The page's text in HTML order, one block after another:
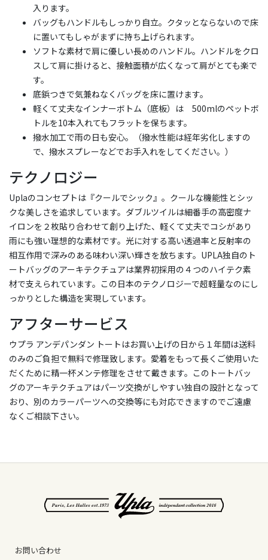
入ります。
バッグもハンドルもしっかり自立。クタッとならないので床
に置いてもしゃがまずに持ち上げられます。
ソフトな素材で肩に優しい長めのハンドル。ハンドルをクロ
スして肩に掛けると、接触面積が広くなって肩がとても楽で
す。
底鋲つきで気兼ねなくバッグを床に置けます。
軽くて丈夫なインナーボトム（底板）は 500mlのペットボ
トルを10本入れてもフラットを保ちます。
撥水加工で雨の日も安心。（撥水性能は経年劣化しますの
で、撥水スプレーなどでお手入れをしてください。）
テクノロジー
Uplaのコンセプトは『クールでシック』。クールな機能性とシッ
クな美しさを追求しています。ダブルツイルは細番手の高密度ナ
イロンを２枚貼り合わせて創り上げた、軽くて丈夫でコシがあり
雨にも強い理想的な素材です。光に対する高い透過率と反射率の
相互作用で深みのある味わい深い輝きを放ちます。UPLA独自のト
ートバッグのアーキテクチュアは業界初採用の４つのハイテク素
材で支えられています。この日本のテクノロジーで超軽量なのにし
っかりとした構造を実現しています。
アフターサービス
ウプラ アンデパンダン トートはお買い上げの日から１年間は送料
のみのご負担で無料で修理致します。愛着をもって長くご使用いた
だくために精一杯メンテ修理をさせて戴きます。このトートバッ
グのアーキテクチュアはパーツ交換がしやすい独自の設計となって
おり、別のカラーパーツへの交換等にも対応できますのでご遠慮
なくご相談下さい。
お問い合わせ